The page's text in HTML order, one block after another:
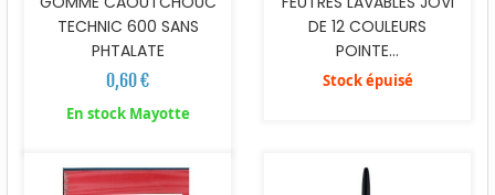
TECHNIC 600 SANS
PHTALATE
0,60 €
En stock Mayotte
DE 12 COULEURS
POINTE...
Stock épuisé